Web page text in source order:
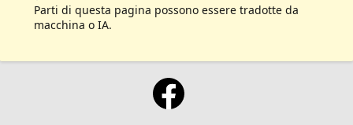
Parti di questa pagina possono essere tradotte da
macchina o IA.